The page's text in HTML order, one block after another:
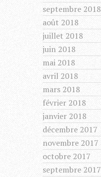
septembre 2018
août 2018
juillet 2018
juin 2018
mai 2018
avril 2018
mars 2018
février 2018
janvier 2018
décembre 2017
novembre 2017
octobre 2017
septembre 2017